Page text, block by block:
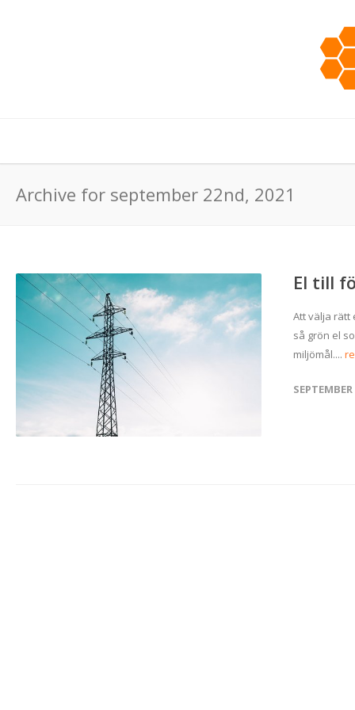
Archive for september 22nd, 2021
El till
Att välja rätt
så grön el
miljömål....